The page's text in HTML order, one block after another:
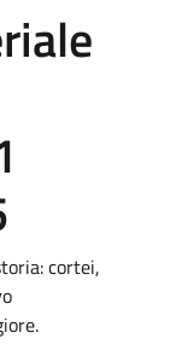
cortei,